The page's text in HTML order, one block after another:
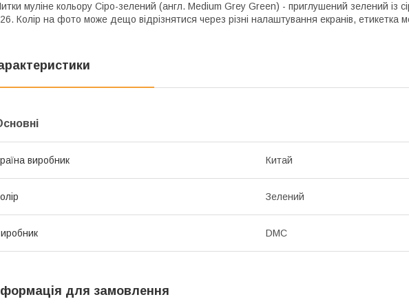
муліне кольору Сіро-зелений (англ. Medium Grey Green) - приглушений зелений із
Колір на фото може дещо відрізнятися через різні налаштування екранів, етикетка
виробник Китай
Зелений
DMC
для замовлення